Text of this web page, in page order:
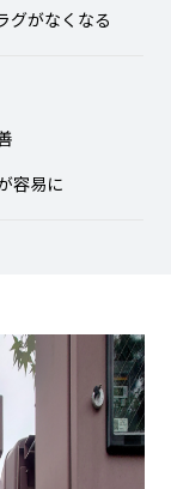
グがなくなる
容易に